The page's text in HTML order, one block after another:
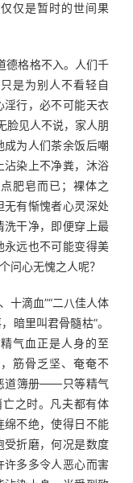
仅是暂时的世间果
格格不入。人们千
是为别人不看轻自
淫行，必不可能天衣
脸见人不说，家人朋
为人们茶余饭后嘲
沾染上不净粪，沐浴
肥皂而已；裸体之
无有惭愧者心灵深处
洗干净，即便穿上最
永远也不可能变得美
问心无愧之人呢？
滴血”“二八佳人体
暗里叫君骨髓枯”。
气血正是人身的至
筋骨乏坚、奄奄不
道簿册——只等精气
亡之时。凡夫都有体
绵不绝，使得日不能
受折磨，何况是数度
多多令人恶心而害